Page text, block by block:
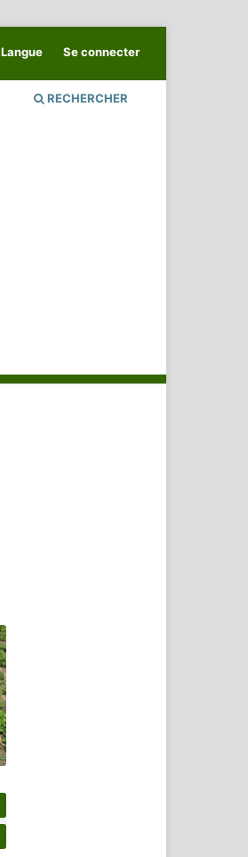
RECHERCHER
Langue Se connecter